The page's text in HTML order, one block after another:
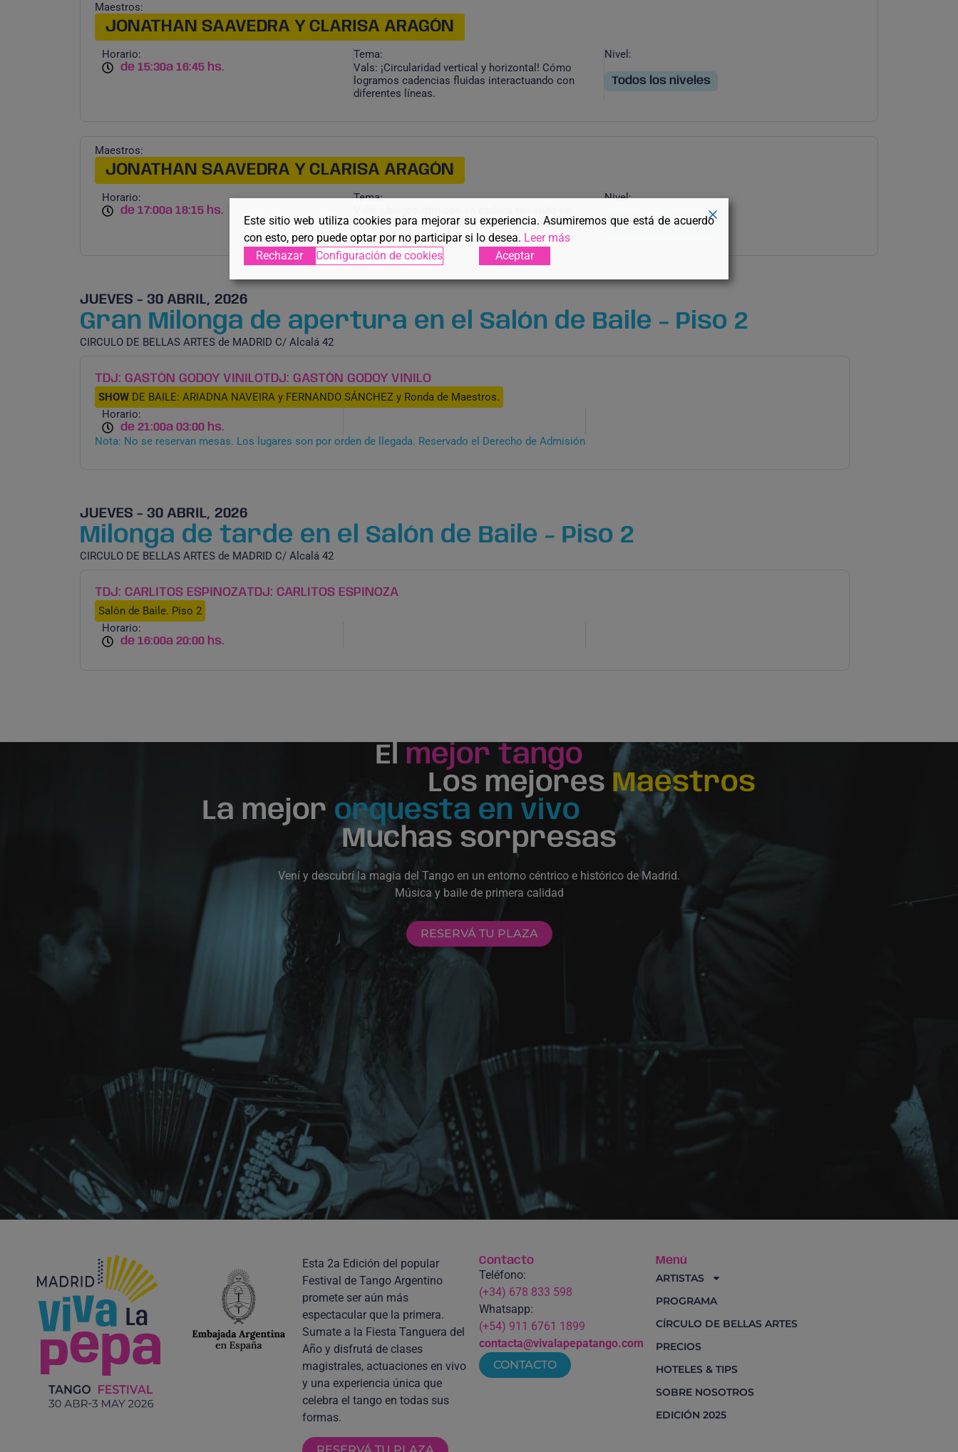
Maestros:
JONATHAN SAAVEDRA Y CLARISA ARAGÓN
Horario:
de 15:30a 16:45 hs.
Tema:
Vals: ¡Circularidad vertical y horizontal! Cómo
logramos cadencias fluidas interactuando con
diferentes líneas.
Nivel:
Todos los niveles
Maestros:
JONATHAN SAAVEDRA Y CLARISA ARAGÓN
Horario:
de 17:00a 18:15 hs.
Tema:
cuenta las características fundamentales del vals!
Nivel:
Todos los niveles
JUEVES - 30 ABRIL, 2026
Gran Milonga de apertura en el Salón de Baile - Piso 2
CIRCULO DE BELLAS ARTES de MADRID C/ Alcalá 42
TDJ: GASTÓN GODOY VINILOTDJ: GASTÓN GODOY VINILO
SHOW DE BAILE: ARIADNA NAVEIRA y FERNANDO SÁNCHEZ y Ronda de Maestros.
Horario:
de 21:00a 03:00 hs.
Nota: No se reservan mesas. Los lugares son por orden de llegada. Reservado el Derecho de Admisión
JUEVES - 30 ABRIL, 2026
Milonga de tarde en el Salón de Baile - Piso 2
CIRCULO DE BELLAS ARTES de MADRID C/ Alcalá 42
TDJ: CARLITOS ESPINOZATDJ: CARLITOS ESPINOZA
Salón de Baile. Piso 2
Horario:
de 16:00a 20:00 hs.
El mejor tango
Los mejores Maestros
La mejor orquesta en vivo
Muchas sorpresas
Vení y descubrí la magia del Tango en un entorno céntrico e histórico de Madrid.
Música y baile de primera calidad
RESERVÁ TU PLAZA
Esta 2a Edición del popular
Festival de Tango Argentino
promete ser aún más
espectacular que la primera.
Sumate a la Fiesta Tanguera del
Año y disfrutá de clases
magistrales, actuaciones en vivo
y una experiencia única que
celebra el tango en todas sus
formas.
RESERVÁ TU PLAZA
Contacto
Teléfono:
(+34) 678 833 598
Whatsapp:
(+54) 911 6761 1899
contacta@vivalapepatango.com
CONTACTO
Menú
ARTISTAS
PROGRAMA
CÍRCULO DE BELLAS ARTES
PRECIOS
HOTELES & TIPS
SOBRE NOSOTROS
EDICIÓN 2025
Este sitio web utiliza cookies para mejorar su experiencia. Asumiremos que está de acuerdo
con esto, pero puede optar por no participar si lo desea. Leer más
Rechazar
Configuración de cookies Aceptar